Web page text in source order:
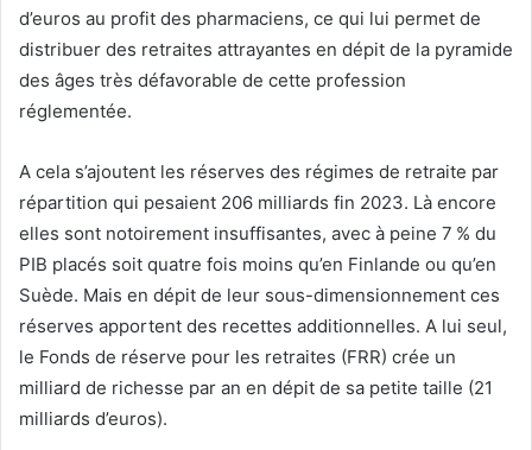
d’euros au profit des pharmaciens, ce qui lui permet de
distribuer des retraites attrayantes en dépit de la pyramide
des âges très défavorable de cette profession
réglementée.
A cela s’ajoutent les réserves des régimes de retraite par
répartition qui pesaient 206 milliards fin 2023. Là encore
elles sont notoirement insuffisantes, avec à peine 7 % du
PIB placés soit quatre fois moins qu’en Finlande ou qu’en
Suède. Mais en dépit de leur sous-dimensionnement ces
réserves apportent des recettes additionnelles. A lui seul,
le Fonds de réserve pour les retraites (FRR) crée un
milliard de richesse par an en dépit de sa petite taille (21
milliards d’euros).